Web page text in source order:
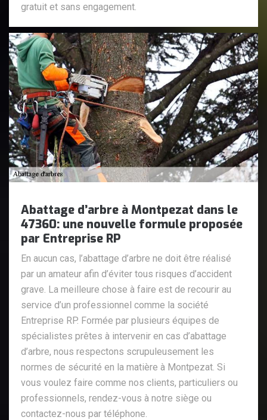
gratuit et sans engagement.
Abattage d’arbre à Montpezat dans le
47360: une nouvelle formule proposée
par Entreprise RP
En aucun cas, l’abattage d’arbre ne doit être réalisé
par un amateur afin d’éviter tous risques d’accident
grave. La meilleure chose à faire est de recourir au
service d’un professionnel comme la société
Entreprise RP. Formée par plusieurs équipes de
spécialistes prêtes à intervenir en cas d’abattage
d’arbre, nous respectons scrupuleusement les
normes de sécurité en la matière à Montpezat. Si
vous voulez faire comme nos clients, particuliers ou
professionnels, rendez-vous à notre siège ou
contactez-nous par téléphone.